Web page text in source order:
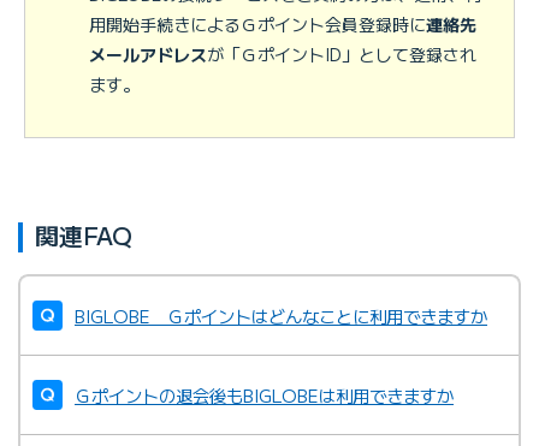
用開始手続きによるＧポイント会員登録時に連絡先
メールアドレスが「ＧポイントID」として登録され
ます。
関連FAQ
BIGLOBE Ｇポイントはどんなことに利用できますか
Ｇポイントの退会後もBIGLOBEは利用できますか